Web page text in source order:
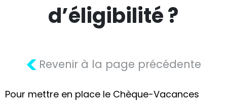
d’éligibilité ?
< Revenir à la page précédente
Pour mettre en place le Chèque-Vacances